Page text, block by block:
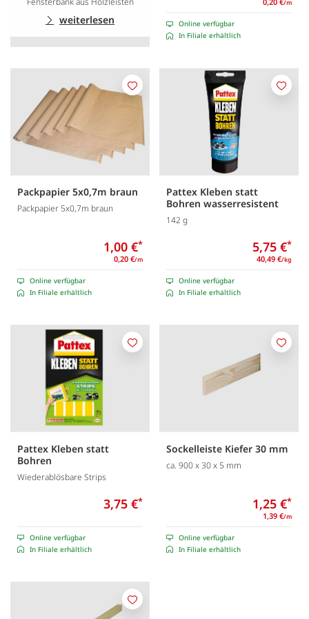
weiterlesen
/m
Online verfügbar
In Filiale erhältlich
Packpapier 5x0,7m braun
Packpapier 5x0,7m braun
1,00 €*
0,20 €/m
Online verfügbar
In Filiale erhältlich
Merken
Pattex Kleben statt
Bohren wasserresistent
142 g
5,75 €*
40,49 €/kg
Online verfügbar
In Filiale erhältlich
Pattex Kleben statt
Bohren
Wiederablösbare Strips
3,75 €*
Online verfügbar
In Filiale erhältlich
Merken
Sockelleiste Kiefer 30 mm
ca. 900 x 30 x 5 mm
1,25 €*
1,39 €/m
Online verfügbar
In Filiale erhältlich
Merken